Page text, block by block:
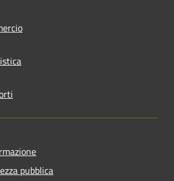
pubblica